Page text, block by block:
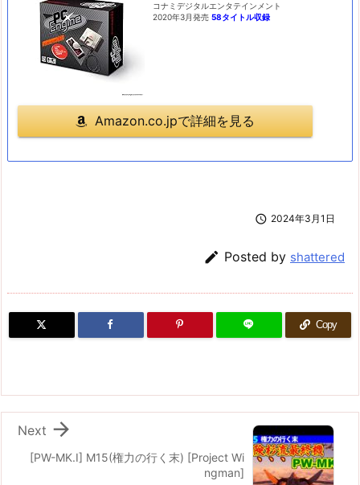
コナミデジタルエンタテインメント
2020年3月発売 58タイトル収録
Amazon.co.jpで詳細を見る
 2024年3月1日
 Posted by shattered
Copy
[PW-MK.I] M15(権力の行く末) [Project Wi
ngman]

Next